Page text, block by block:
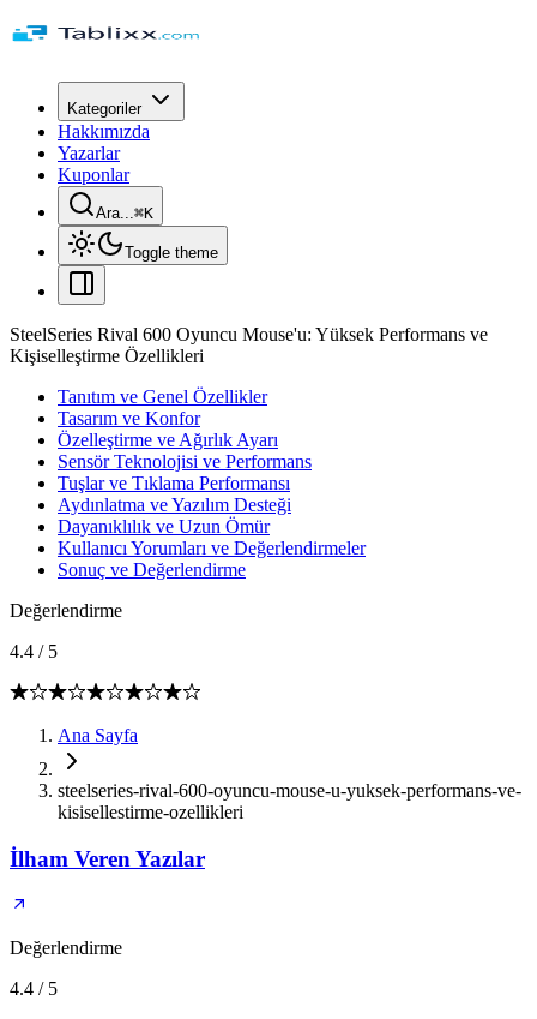
Kategoriler
Hakkımızda
Yazarlar
Kuponlar
Ara...⌘K
Toggle theme
SteelSeries Rival 600 Oyuncu Mouse'u: Yüksek Performans ve
Kişiselleştirme Özellikleri
Tanıtım ve Genel Özellikler
Tasarım ve Konfor
Özelleştirme ve Ağırlık Ayarı
Sensör Teknolojisi ve Performans
Tuşlar ve Tıklama Performansı
Aydınlatma ve Yazılım Desteği
Dayanıklılık ve Uzun Ömür
Kullanıcı Yorumları ve Değerlendirmeler
Sonuç ve Değerlendirme
Değerlendirme
4.4 / 5
Ana Sayfa
steelseries-rival-600-oyuncu-mouse-u-yuksek-performans-ve-
kisisellestirme-ozellikleri
İlham Veren Yazılar
Değerlendirme
4.4 / 5